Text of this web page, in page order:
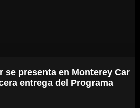
se presenta en Monterey Car
entrega del Programa